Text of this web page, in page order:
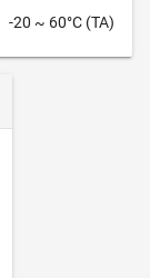
-20 ~ 60°C (TA)